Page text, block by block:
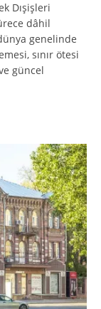
Dışişleri
dâhil
genelinde
sınır ötesi
güncel